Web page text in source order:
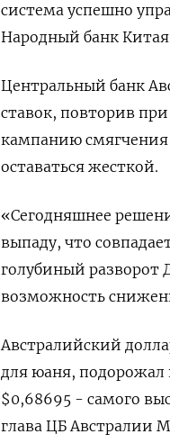
система успешно
Народный банк
Центральный банк
ставок, повторив
кампанию
оставаться жесткой.
«Сегодняшнее
выпаду, что
голубиный разворот
возможность
Австралийский
для юаня, подорожал
$0,68695 - самого
глава ЦБ Австралии